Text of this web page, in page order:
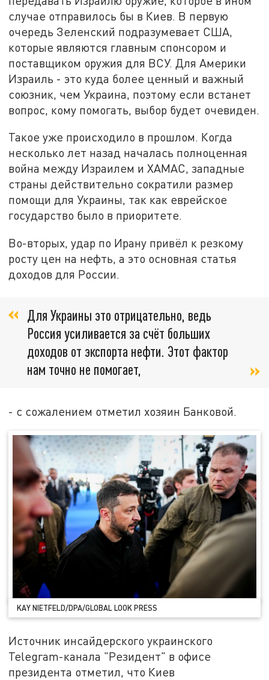
случае отправилось бы в Киев. В первую
очередь Зеленский подразумевает США,
которые являются главным спонсором и
поставщиком оружия для ВСУ. Для Америки
Израиль - это куда более ценный и важный
союзник, чем Украина, поэтому если встанет
вопрос, кому помогать, выбор будет очевиден.
Такое уже происходило в прошлом. Когда
несколько лет назад началась полноценная
война между Израилем и ХАМАС, западные
страны действительно сократили размер
помощи для Украины, так как еврейское
государство было в приоритете.
Во-вторых, удар по Ирану привёл к резкому
росту цен на нефть, а это основная статья
доходов для России.
Для Украины это отрицательно, ведь
Россия усиливается за счёт больших
доходов от экспорта нефти. Этот фактор
нам точно не помогает,
- с сожалением отметил хозяин Банковой.
KAY NIETFELD/DPA/GLOBAL LOOK PRESS
Источник инсайдерского украинского
Telegram-канала "Резидент" в офисе
президента отметил, что Киев